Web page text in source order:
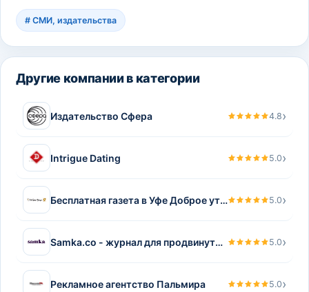
# СМИ, издательства
Другие компании в категории
Издательство Сфера 4.8›
Intrigue Dating 5.0›
Бесплатная газета в Уфе Доброе утро 5.0›
Samka.co - журнал для продвинутых и уверенных в себе женщин 5.0›
Рекламное агентство Пальмира 5.0›